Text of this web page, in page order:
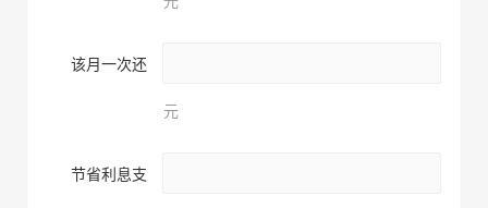
该月一次还
元
节省利息支